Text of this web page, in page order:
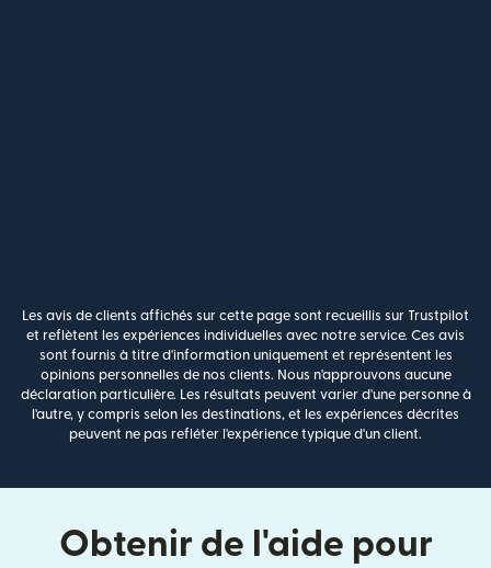
Les avis de clients affichés sur cette page sont recueillis sur Trustpilot
et reflètent les expériences individuelles avec notre service. Ces avis
sont fournis à titre d'information uniquement et représentent les
opinions personnelles de nos clients. Nous n'approuvons aucune
déclaration particulière. Les résultats peuvent varier d'une personne à
l'autre, y compris selon les destinations, et les expériences décrites
peuvent ne pas refléter l'expérience typique d'un client.
Obtenir de l'aide pour